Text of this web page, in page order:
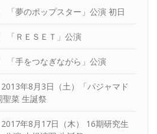
「夢のポップスター」公演 初日
「ＲＥＳＥＴ」公演
「手をつなぎながら」公演
2013年8月3日（土）「パジャマド
聖菜 生誕祭
2017年8月17日（木） 16期研究生